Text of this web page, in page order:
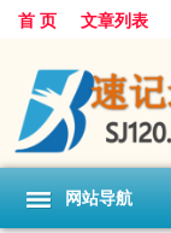
首 页 文章列表
网站导航